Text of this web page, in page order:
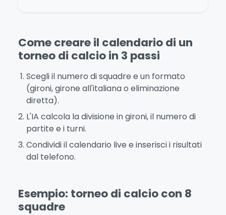
Come creare il calendario di un
torneo di calcio in 3 passi
Scegli il numero di squadre e un formato
(gironi, girone all'italiana o eliminazione
diretta).
L'IA calcola la divisione in gironi, il numero di
partite e i turni.
Condividi il calendario live e inserisci i risultati
dal telefono.
Esempio: torneo di calcio con 8
squadre